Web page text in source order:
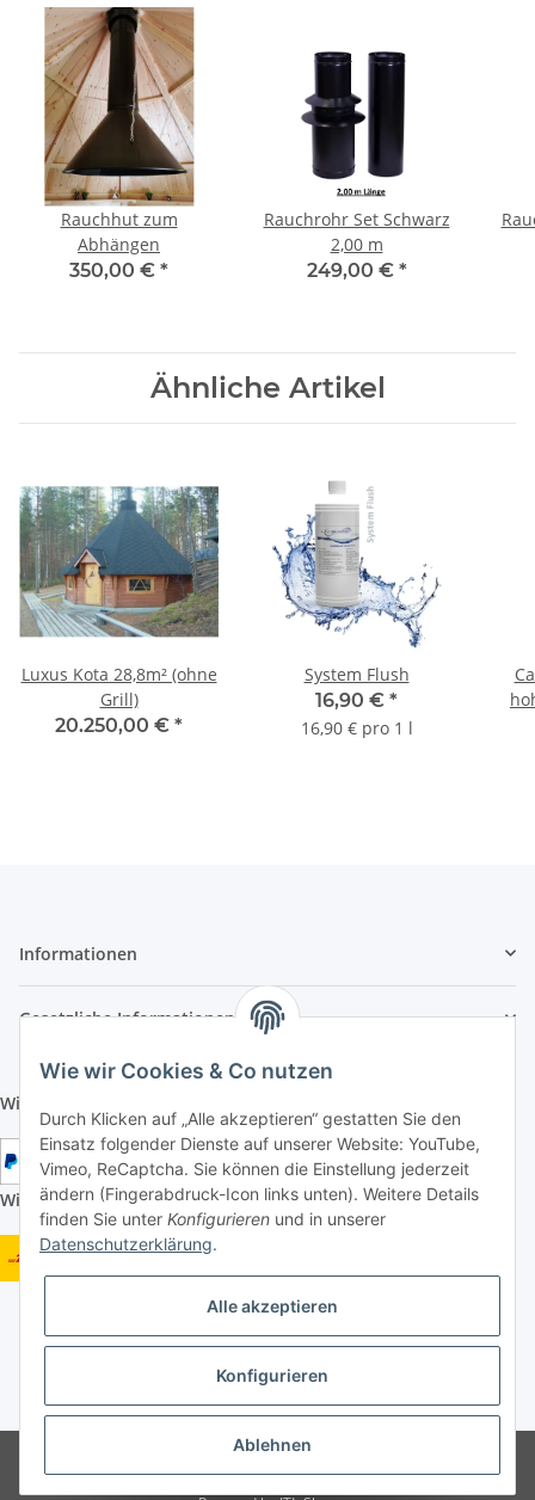
Rauchhut zum
Abhängen
350,00 € *
Rauchrohr Set Schwarz
2,00 m
249,00 € *
Ähnliche Artikel
Luxus Kota 28,8m² (ohne
Grill)
20.250,00 € *
System Flush
16,90 € *
16,90 € pro 1 l
Informationen
Gesetzliche Informationen
Wir aktzeptieren folgende Zahlungsarten:
Wir versenden mit folgenden Versandarten:
* Alle Preise inkl. gesetzlicher USt., zzgl.
(Tracking aktiv)
Wie wir Cookies & Co nutzen
Durch Klicken auf „Alle akzeptieren“ gestatten Sie den
Einsatz folgender Dienste auf unserer Website: YouTube,
Vimeo, ReCaptcha. Sie können die Einstellung jederzeit
ändern (Fingerabdruck-Icon links unten). Weitere Details
finden Sie unter Konfigurieren und in unserer
Datenschutzerklärung.
Alle akzeptieren
Konfigurieren
Ablehnen